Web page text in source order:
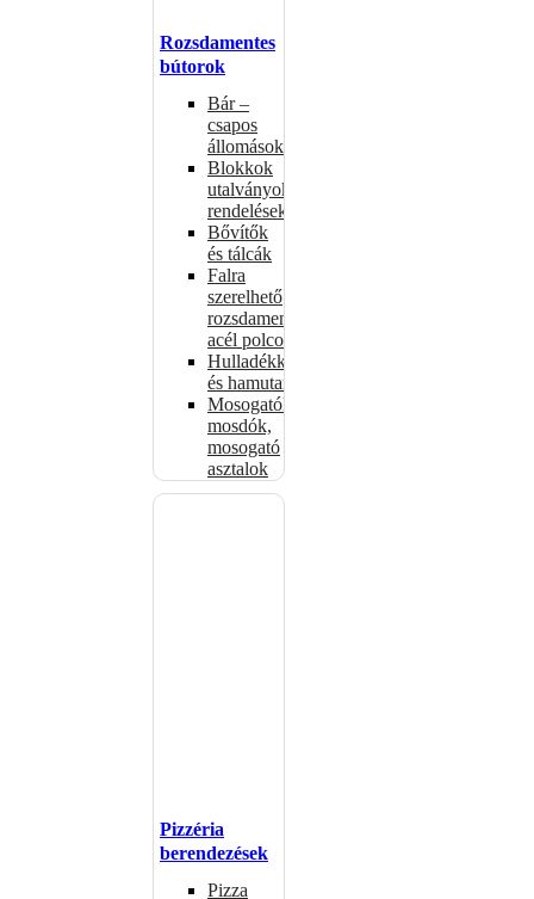
Rozsdamentes
bútorok
Bár –
csapos
állomások
Blokkok
utalványokhoz,
rendelésekhez
Bővítők
és tálcák
Falra
szerelhető
rozsdamentes
acél polcok
Hulladékkosarak
és hamutartók
Mosogatók,
mosdók,
mosogató
asztalok
Pizzéria
berendezések
Pizza